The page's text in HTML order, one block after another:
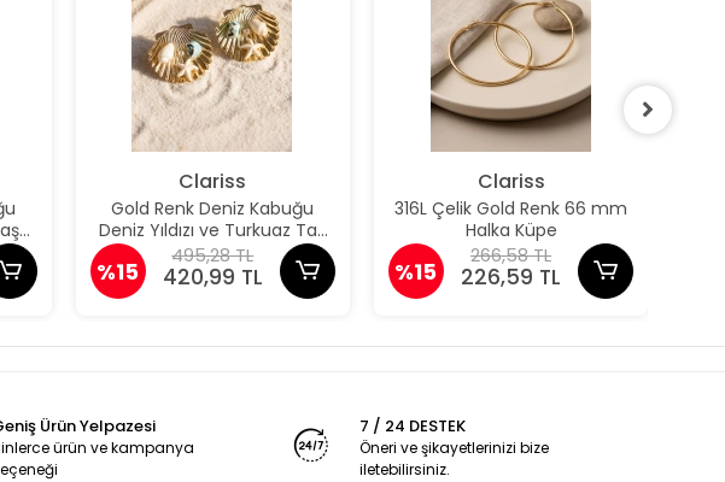
Clariss
Gold Renk Deniz Kabuğu
Deniz Yıldızı ve Turkuaz Taş
Detaylı Küpe
%15
495,28 TL
420,99 TL
Clariss
316L Çelik Gold Renk 66 mm
Halka Küpe
%15
266,58 TL
226,59 TL
Ürün Yelpazesi
ürün ve kampanya
7 / 24 DESTEK
Öneri ve şikayetlerinizi bize
iletebilirsiniz.